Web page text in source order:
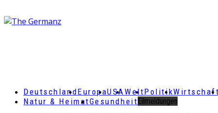
DeutschlandEuropaUSAWeltPolitikWirtschaft
Natur & HeimatGesundheit Eilmeldungen